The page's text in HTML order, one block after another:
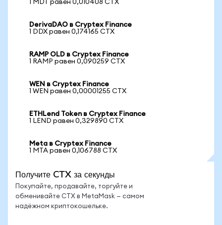
1 MDT равен 0,010408 CTX
DerivaDAO в Cryptex Finance
1 DDX равен 0,174165 CTX
RAMP OLD в Cryptex Finance
1 RAMP равен 0,090259 CTX
WEN в Cryptex Finance
1 WEN равен 0,00001255 CTX
ETHLend Token в Cryptex Finance
1 LEND равен 0,329890 CTX
Meta в Cryptex Finance
1 MTA равен 0,106788 CTX
Получите CTX за секунды
Покупайте, продавайте, торгуйте и
обменивайте CTX в MetaMask — самом
надёжном криптокошельке.